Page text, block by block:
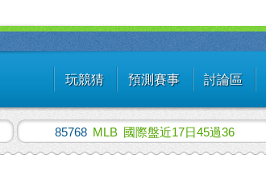
玩競猜 預測賽事 討論區
85768 MLB 國際盤近17日45過36